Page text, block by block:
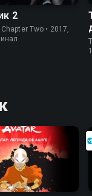
2
Two • 2017,